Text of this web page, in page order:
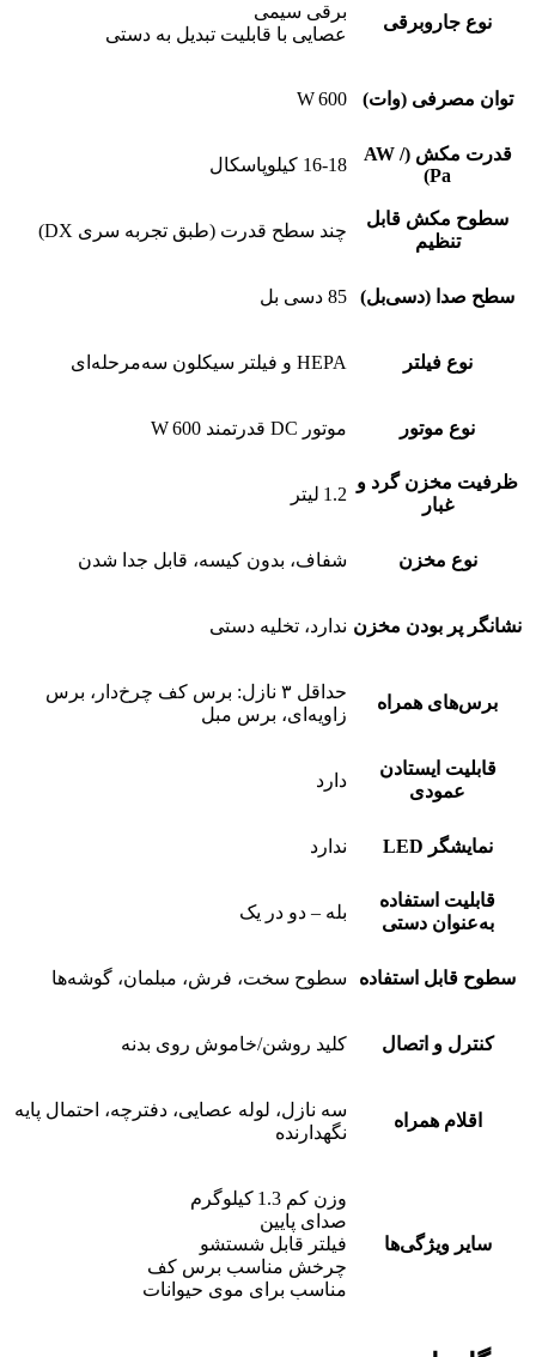
نوع جاروبرقی
برقی سیمی
عصایی با قابلیت تبدیل به دستی
توان مصرفی (وات) 600 W
قدرت مکش (AW /
Pa)
16-18 کیلوپاسکال
سطوح مکش قابل
تنظیم
چند سطح قدرت (طبق تجربه سری DX)
سطح صدا (دسی‌بل) 85 دسی بل
نوع فیلتر HEPA و فیلتر سیکلون سه‌مرحله‌ای
نوع موتور موتور DC قدرتمند 600 W
ظرفیت مخزن گرد و
غبار
1.2 لیتر
نوع مخزن شفاف، بدون کیسه، قابل جدا شدن
نشانگر پر بودن مخزن ندارد، تخلیه دستی
برس‌های همراه
حداقل ۳ نازل: برس کف چرخ‌دار، برس
زاویه‌ای، برس مبل
قابلیت ایستادن
عمودی
دارد
نمایشگر LED ندارد
قابلیت استفاده
به‌عنوان دستی
بله – دو در یک
سطوح قابل استفاده سطوح سخت، فرش، مبلمان، گوشه‌ها
کنترل و اتصال کلید روشن/خاموش روی بدنه
اقلام همراه
سه نازل، لوله عصایی، دفترچه، احتمال پایه
نگهدارنده
سایر ویژگی‌ها
وزن کم 1.3 کیلوگرم
صدای پایین
فیلتر قابل شستشو
چرخش مناسب برس کف
مناسب برای موی حیوانات